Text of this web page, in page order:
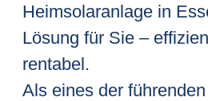
Heimsolaranlage in
Lösung für Sie –
rentabel.
Als eines der führenden